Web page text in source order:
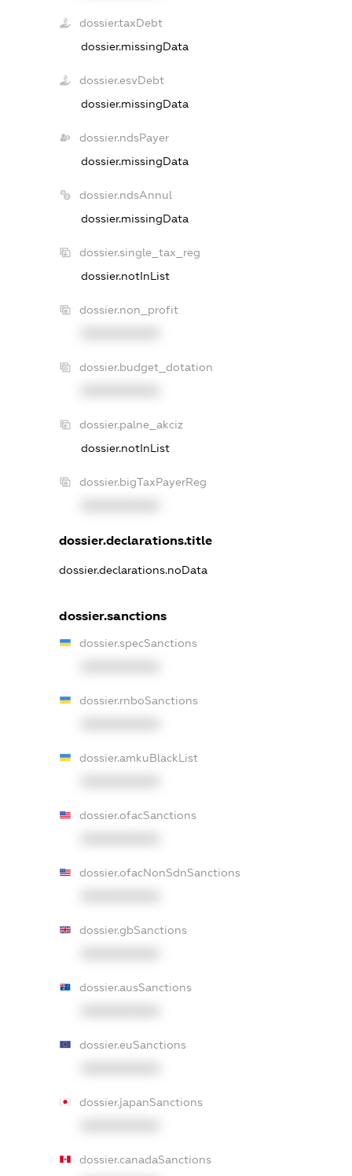
dossier.taxDebt
dossier.missingData
dossier.esvDebt
dossier.missingData
dossier.ndsPayer
dossier.missingData
dossier.ndsAnnul
dossier.missingData
dossier.single_tax_reg
dossier.notInList
dossier.non_profit
dossier.budget_dotation
dossier.palne_akciz
dossier.notInList
dossier.bigTaxPayerReg
dossier.declarations.title
dossier.declarations.noData
dossier.sanctions
dossier.specSanctions
dossier.rnboSanctions
dossier.amkuBlackList
dossier.ofacSanctions
dossier.ofacNonSdnSanctions
dossier.gbSanctions
dossier.ausSanctions
dossier.euSanctions
dossier.japanSanctions
dossier.canadaSanctions